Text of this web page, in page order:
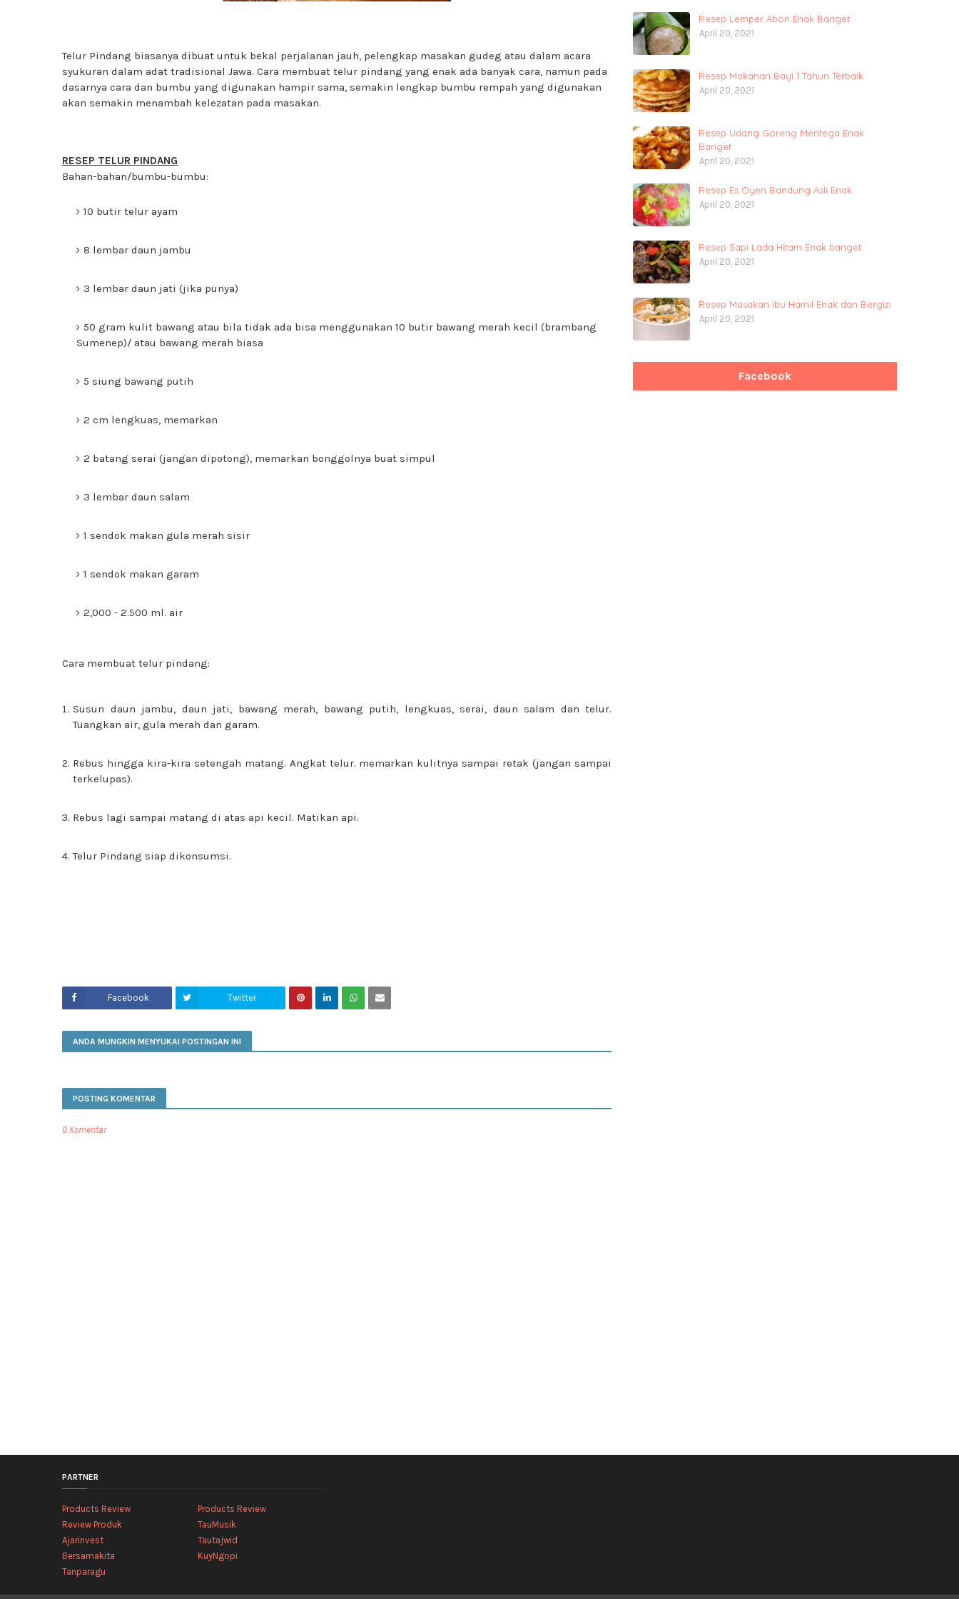
Telur Pindang biasanya dibuat untuk bekal perjalanan jauh, pelengkap masakan gudeg atau dalam acara
syukuran dalam adat tradisional Jawa. Cara membuat telur pindang yang enak ada banyak cara, namun pada
dasarnya cara dan bumbu yang digunakan hampir sama, semakin lengkap bumbu rempah yang digunakan
akan semakin menambah kelezatan pada masakan.
RESEP TELUR PINDANG
Bahan-bahan/bumbu-bumbu:
10 butir telur ayam
8 lembar daun jambu
3 lembar daun jati (jika punya)
50 gram kulit bawang atau bila tidak ada bisa menggunakan 10 butir bawang merah kecil (brambang
Sumenep)/ atau bawang merah biasa
5 siung bawang putih
2 cm lengkuas, memarkan
2 batang serai (jangan dipotong), memarkan bonggolnya buat simpul
3 lembar daun salam
1 sendok makan gula merah sisir
1 sendok makan garam
2,000 - 2.500 ml. air
Cara membuat telur pindang:
Susun daun jambu, daun jati, bawang merah, bawang putih, lengkuas, serai, daun salam dan telur.
Tuangkan air, gula merah dan garam.
Rebus hingga kira-kira setengah matang. Angkat telur. memarkan kulitnya sampai retak (jangan sampai
terkelupas).
Rebus lagi sampai matang di atas api kecil. Matikan api.
Telur Pindang siap dikonsumsi.
Facebook Twitter
ANDA MUNGKIN MENYUKAI POSTINGAN INI
POSTING KOMENTAR
0 Komentar
Resep Lemper Abon Enak Banget
April 20, 2021
Resep Makanan Bayi 1 Tahun Terbaik
April 20, 2021
Resep Udang Goreng Mentega Enak
Banget
April 20, 2021
Resep Es Oyen Bandung Asli Enak
April 20, 2021
Resep Sapi Lada Hitam Enak banget
April 20, 2021
Resep Masakan Ibu Hamil Enak dan Bergizi
April 20, 2021
Facebook
PARTNER
Products Review
Products Review
Review Produk
TauMusik
Ajarinvest
Tautajwid
Bersamakita
KuyNgopi
Tanparagu